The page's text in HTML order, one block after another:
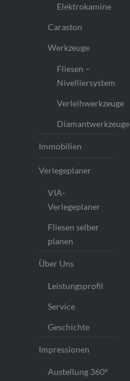
Elektrokamine
Caraston
Werkzeuge
Fliesen –
Nivelliersystem
Verleihwerkzeuge
Diamantwerkzeuge
Immobilien
Verlegeplaner
VIA-
Verlegeplaner
Fliesen selber
planen
Über Uns
Leistungsprofil
Service
Geschichte
Impressionen
Austellung 360°